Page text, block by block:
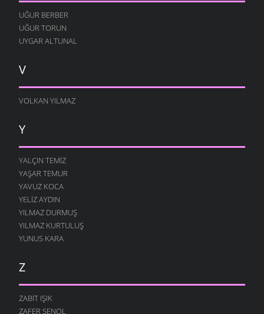
UĞUR BERBER
UĞUR TORUN
UYGAR ALTUNAL
V
VOLKAN YILMAZ
Y
YALÇIN TEMIZ
YAŞAR TEMUR
YAVUZ KOCA
YELIZ AYDIN
YILMAZ DURMUŞ
YILMAZ KURTULUŞ
YUNUS KARA
Z
ZABIT IŞIK
ZAFER ŞENOL